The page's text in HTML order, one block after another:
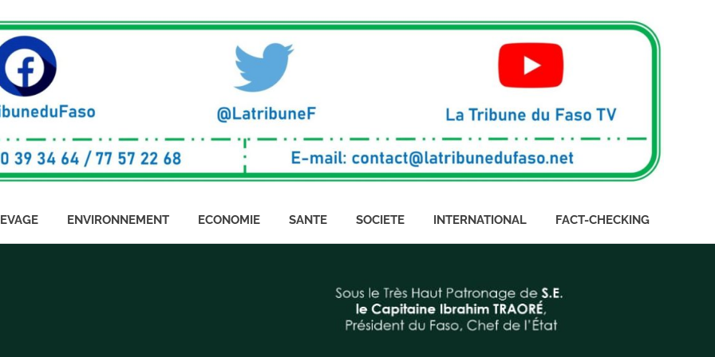
ENVIRONNEMENT ECONOMIE SANTE SOCIETE INTERNATIONAL FACT-CHECKING